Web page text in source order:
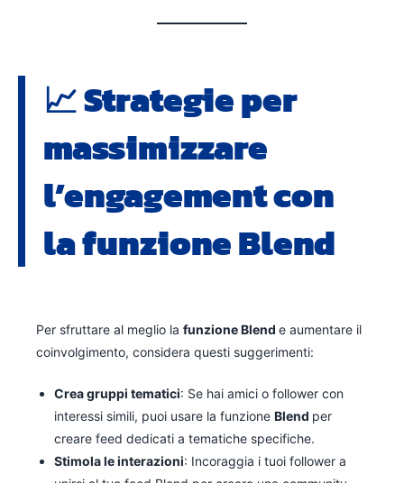
📈Strategie per
massimizzare
l’engagement con
la funzione Blend
Per sfruttare al meglio la funzione Blend e aumentare il
coinvolgimento, considera questi suggerimenti:
Crea gruppi tematici: Se hai amici o follower con
interessi simili, puoi usare la funzione Blend per
creare feed dedicati a tematiche specifiche.
Stimola le interazioni: Incoraggia i tuoi follower a